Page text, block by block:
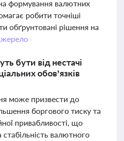
формування валютних
робити точніші
обґрунтовані рішення на
бути від нестачі
обов’язків
може призвести до
боргового тиску та
привабливості, що
валютного